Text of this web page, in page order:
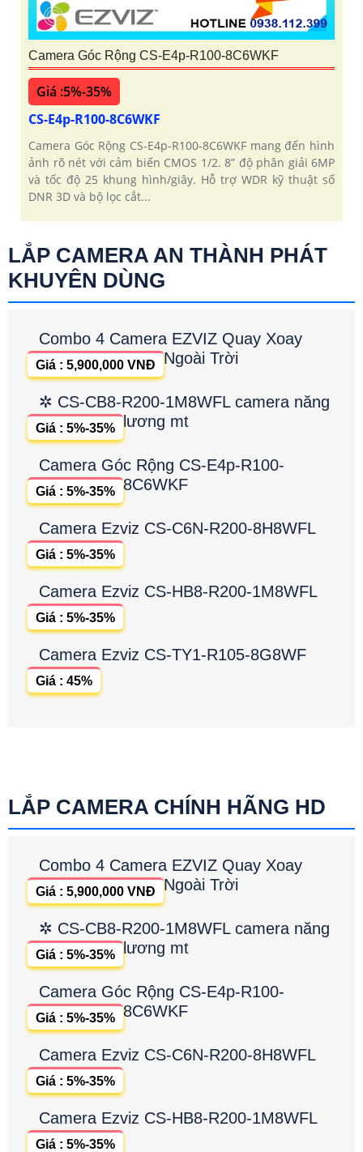
Camera Góc Rộng CS-E4p-R100-8C6WKF
Giá :5%-35%
CS-E4p-R100-8C6WKF
Camera Góc Rộng CS-E4p-R100-8C6WKF mang đến hình
ảnh rõ nét với cảm biến CMOS 1/2. 8” độ phân giải 6MP
và tốc độ 25 khung hình/giây. Hỗ trợ WDR kỹ thuật số
DNR 3D và bộ lọc cắt...
LẮP CAMERA AN THÀNH PHÁT
KHUYÊN DÙNG
Combo 4 Camera EZVIZ Quay Xoay
Ngoài Trời
Giá : 5,900,000 VNĐ
✲ CS-CB8-R200-1M8WFL camera năng
lương mt
Giá : 5%-35%
Camera Góc Rộng CS-E4p-R100-
8C6WKF
Giá : 5%-35%
Camera Ezviz CS-C6N-R200-8H8WFL
Giá : 5%-35%
Camera Ezviz CS-HB8-R200-1M8WFL
Giá : 5%-35%
Camera Ezviz CS-TY1-R105-8G8WF
Giá : 45%
LẮP CAMERA CHÍNH HÃNG HD
Combo 4 Camera EZVIZ Quay Xoay
Ngoài Trời
Giá : 5,900,000 VNĐ
✲ CS-CB8-R200-1M8WFL camera năng
lương mt
Giá : 5%-35%
Camera Góc Rộng CS-E4p-R100-
8C6WKF
Giá : 5%-35%
Camera Ezviz CS-C6N-R200-8H8WFL
Giá : 5%-35%
Camera Ezviz CS-HB8-R200-1M8WFL
Giá : 5%-35%